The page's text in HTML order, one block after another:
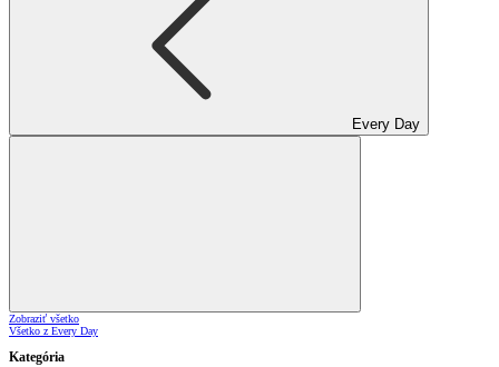
Every Day
Zobraziť všetko
Všetko z Every Day
Kategória